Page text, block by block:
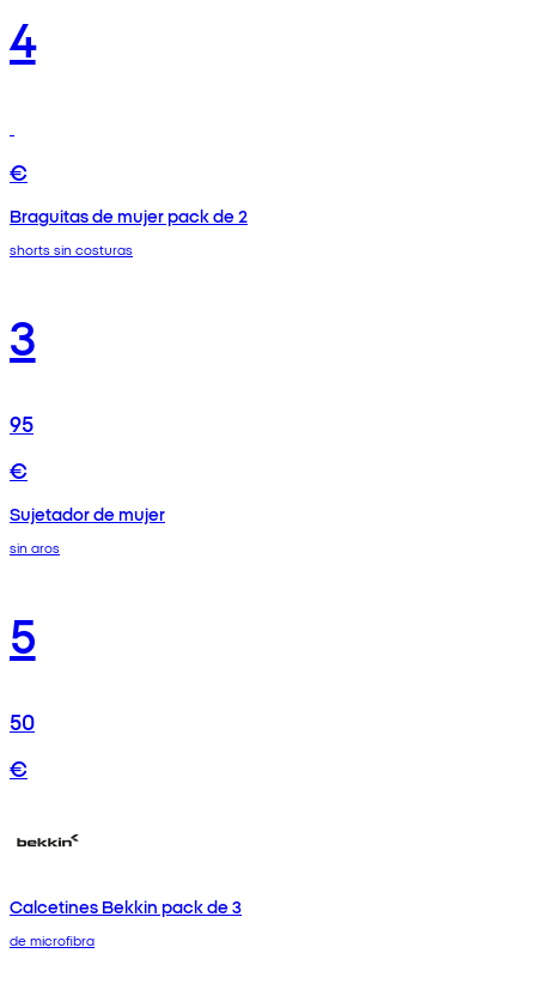
4
€
Braguitas de mujer pack de 2
shorts sin costuras
3
95
€
Sujetador de mujer
sin aros
5
50
€
Calcetines Bekkin pack de 3
de microfibra